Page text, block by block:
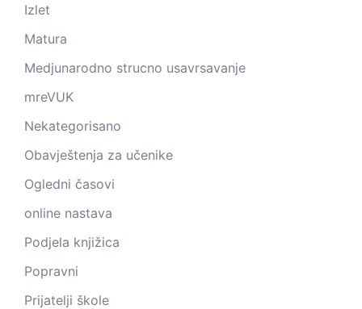
Izlet
Matura
Medjunarodno strucno usavrsavanje
mreVUK
Nekategorisano
Obavještenja za učenike
Ogledni časovi
online nastava
Podjela knjižica
Popravni
Prijatelji škole